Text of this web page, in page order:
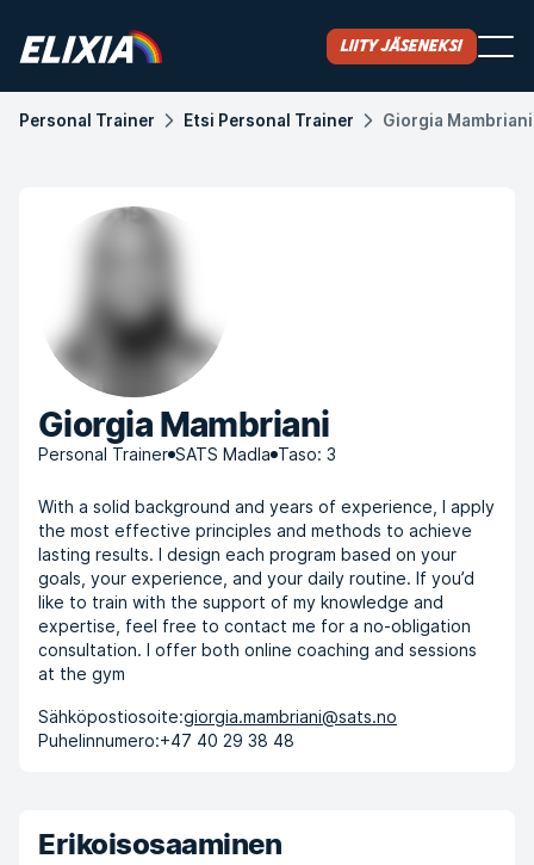
Liity jäseneksi
Personal Trainer Etsi Personal Trainer Giorgia Mambriani
Giorgia Mambriani
Personal Trainer SATS Madla Taso: 3
With a solid background and years of experience, I apply
the most effective principles and methods to achieve
lasting results. I design each program based on your
goals, your experience, and your daily routine. If you’d
like to train with the support of my knowledge and
expertise, feel free to contact me for a no-obligation
consultation. I offer both online coaching and sessions
at the gym
Sähköpostiosoite:giorgia.mambriani@sats.no
Puhelinnumero:+47 40 29 38 48
Erikoisosaaminen